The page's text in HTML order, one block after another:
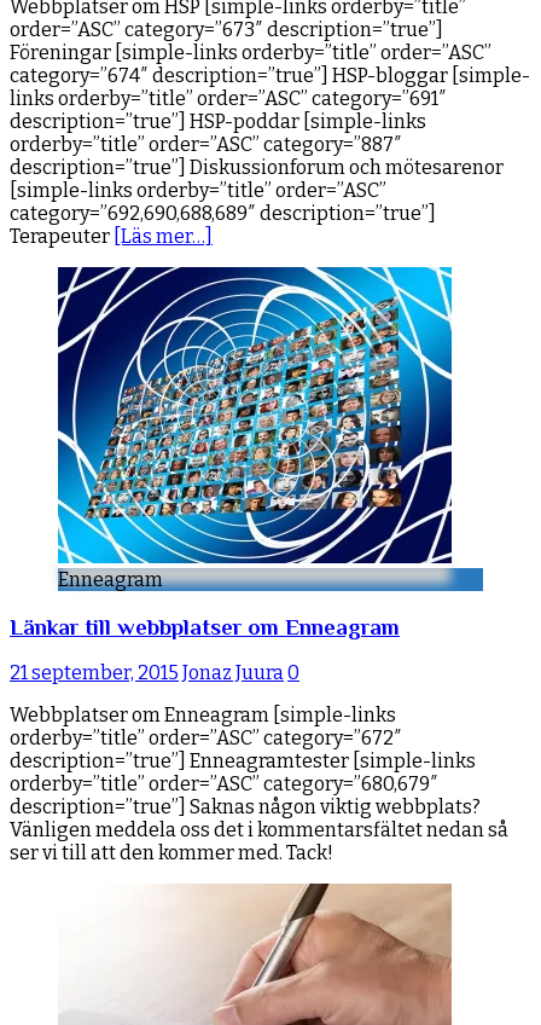
Webbplatser om HSP [simple-links orderby=”title”
order=”ASC” category=”673″ description=”true”]
Föreningar [simple-links orderby=”title” order=”ASC”
category=”674″ description=”true”] HSP-bloggar [simple-
links orderby=”title” order=”ASC” category=”691″
description=”true”] HSP-poddar [simple-links
orderby=”title” order=”ASC” category=”887″
description=”true”] Diskussionforum och mötesarenor
[simple-links orderby=”title” order=”ASC”
category=”692,690,688,689″ description=”true”]
Terapeuter [Läs mer…]
Enneagram
Länkar till webbplatser om Enneagram
21 september, 2015 Jonaz Juura0
Webbplatser om Enneagram [simple-links
orderby=”title” order=”ASC” category=”672″
description=”true”] Enneagramtester [simple-links
orderby=”title” order=”ASC” category=”680,679″
description=”true”] Saknas någon viktig webbplats?
Vänligen meddela oss det i kommentarsfältet nedan så
ser vi till att den kommer med. Tack!